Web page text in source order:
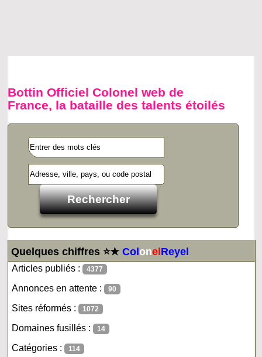
Bottin Officiel Colonel web de
France, la bataille des talents étoilés
Quelques chiffres ⭐★ColonelReyel
Articles publiés : 4377
Annonces en attente : 90
Sites réformés : 1072
Domaines fusillés : 14
Catégories : 114